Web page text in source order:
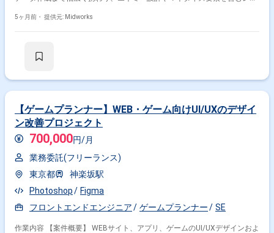
タマーサービス対応、デバッグ業務を通じて品質向上を図ります。また
お知らせの作成および更新対応 ・カスタマーサービス対応およびデバッグ
5ヶ月前・ 提供元: Midworks
【ゲームプランナー】WEB・ゲーム向けUI/UXのデザイ
ン改善プロジェクト
700,000円/月
業務委託(フリーランス)
東京都
神楽坂駅
Photoshop
Figma
フロントエンドエンジニア
ゲームプランナー SE
作業内容 【案件概要】 WEBサイト、アプリ、ゲームのUI/UXデザインおよ